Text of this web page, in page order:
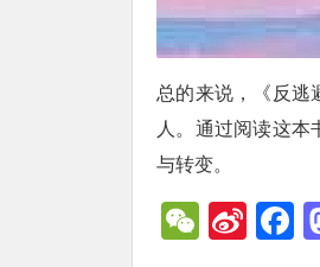
总的来说，《反逃
人。通过阅读这
与转变。